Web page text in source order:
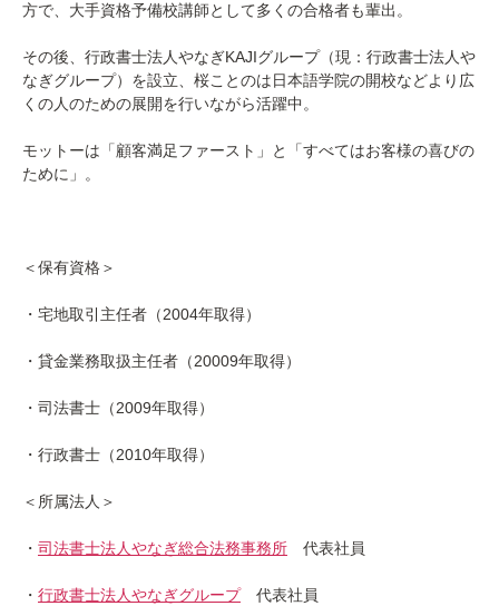
方で、大手資格予備校講師として多くの合格者も輩出。
その後、行政書士法人やなぎKAJIグループ（現：行政書士法人や
なぎグループ）を設立、桜ことのは日本語学院の開校などより広
くの人のための展開を行いながら活躍中。
モットーは「顧客満足ファースト」と「すべてはお客様の喜びの
ために」。
＜保有資格＞
・宅地取引主任者（2004年取得）
・貸金業務取扱主任者（20009年取得）
・司法書士（2009年取得）
・行政書士（2010年取得）
＜所属法人＞
・ 司法書士法人やなぎ総合法務事務所 代表社員
・ 行政書士法人やなぎグループ代表社員